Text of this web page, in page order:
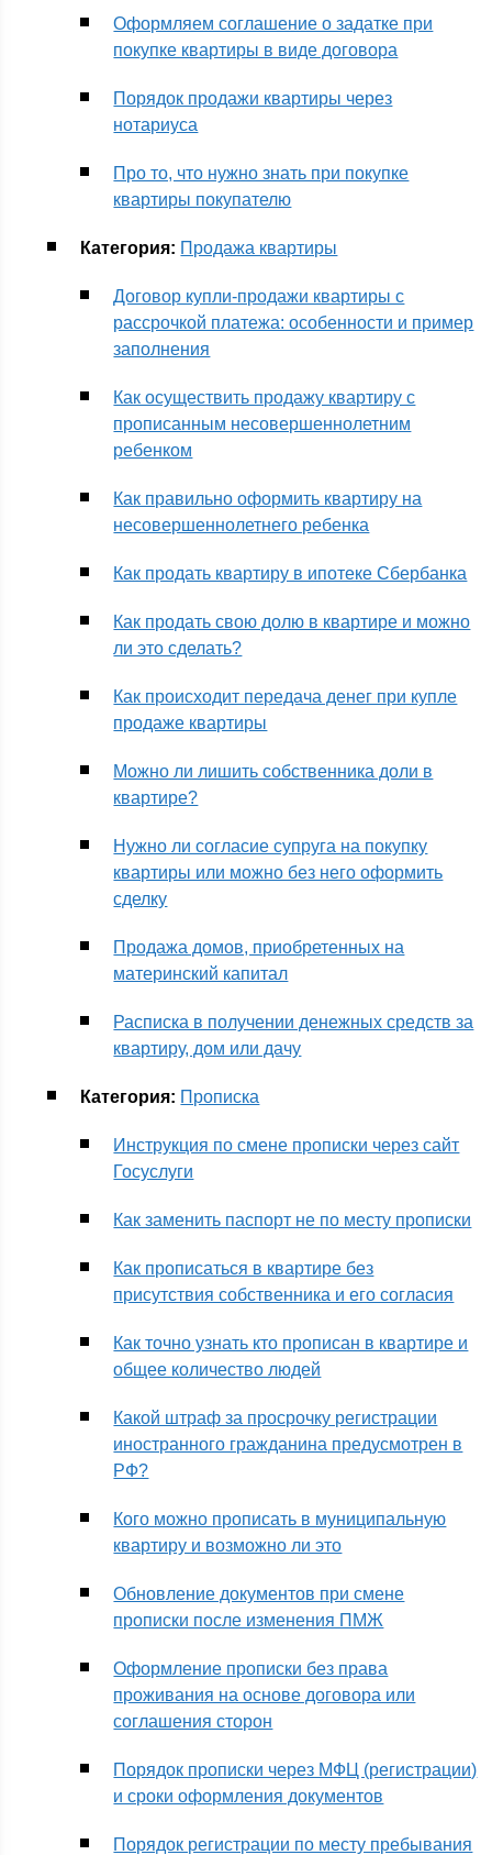
Оформляем соглашение о задатке при
покупке квартиры в виде договора
Порядок продажи квартиры через
нотариуса
Про то, что нужно знать при покупке
квартиры покупателю
Категория: Продажа квартиры
Договор купли-продажи квартиры с
рассрочкой платежа: особенности и пример
заполнения
Как осуществить продажу квартиру с
прописанным несовершеннолетним
ребенком
Как правильно оформить квартиру на
несовершеннолетнего ребенка
Как продать квартиру в ипотеке Сбербанка
Как продать свою долю в квартире и можно
ли это сделать?
Как происходит передача денег при купле
продаже квартиры
Можно ли лишить собственника доли в
квартире?
Нужно ли согласие супруга на покупку
квартиры или можно без него оформить
сделку
Продажа домов, приобретенных на
материнский капитал
Расписка в получении денежных средств за
квартиру, дом или дачу
Категория: Прописка
Инструкция по смене прописки через сайт
Госуслуги
Как заменить паспорт не по месту прописки
Как прописаться в квартире без
присутствия собственника и его согласия
Как точно узнать кто прописан в квартире и
общее количество людей
Какой штраф за просрочку регистрации
иностранного гражданина предусмотрен в
РФ?
Кого можно прописать в муниципальную
квартиру и возможно ли это
Обновление документов при смене
прописки после изменения ПМЖ
Оформление прописки без права
проживания на основе договора или
соглашения сторон
Порядок прописки через МФЦ (регистрации)
и сроки оформления документов
Порядок регистрации по месту пребывания